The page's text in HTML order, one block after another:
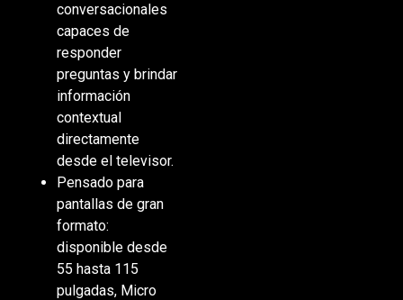
conversacionales
capaces de
responder
preguntas y brindar
información
contextual
directamente
desde el televisor.
Pensado para
pantallas de gran
formato:
disponible desde
55 hasta 115
pulgadas, Micro